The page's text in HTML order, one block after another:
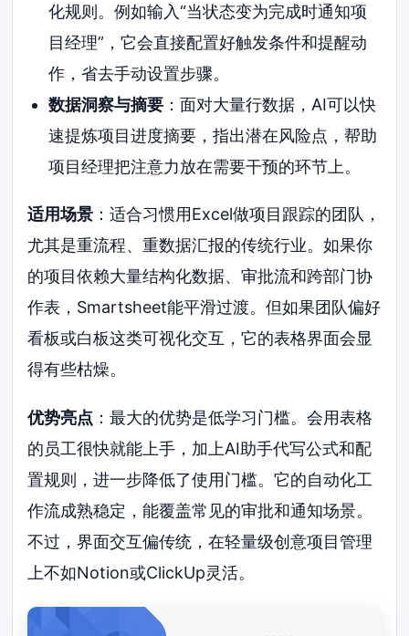
化规则。例如输入“当状态变为完成时通知项
目经理”，它会直接配置好触发条件和提醒动
作，省去手动设置步骤。
数据洞察与摘要：面对大量行数据，AI可以快
速提炼项目进度摘要，指出潜在风险点，帮助
项目经理把注意力放在需要干预的环节上。
适用场景 ：适合习惯用Excel做项目跟踪的团队，
尤其是重流程、重数据汇报的传统行业。如果你
的项目依赖大量结构化数据、审批流和跨部门协
作表，Smartsheet能平滑过渡。但如果团队偏好
看板或白板这类可视化交互，它的表格界面会显
得有些枯燥。
优势亮点 ：最大的优势是低学习门槛。会用表格
的员工很快就能上手，加上AI助手代写公式和配
置规则，进一步降低了使用门槛。它的自动化工
作流成熟稳定，能覆盖常见的审批和通知场景。
不过，界面交互偏传统，在轻量级创意项目管理
上不如Notion或ClickUp灵活。